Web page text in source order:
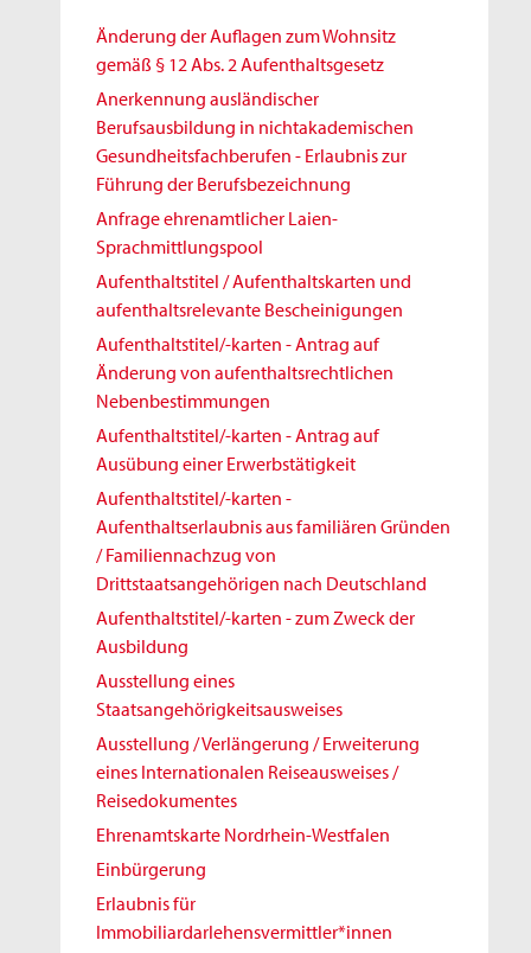
Änderung der Auflagen zum Wohnsitz
gemäß § 12 Abs. 2 Aufenthaltsgesetz
Anerkennung ausländischer
Berufsausbildung in nichtakademischen
Gesundheitsfachberufen - Erlaubnis zur
Führung der Berufsbezeichnung
Anfrage ehrenamtlicher Laien-
Sprachmittlungspool
Aufenthaltstitel / Aufenthaltskarten und
aufenthaltsrelevante Bescheinigungen
Aufenthaltstitel/-karten - Antrag auf
Änderung von aufenthaltsrechtlichen
Nebenbestimmungen
Aufenthaltstitel/-karten - Antrag auf
Ausübung einer Erwerbstätigkeit
Aufenthaltstitel/-karten -
Aufenthaltserlaubnis aus familiären Gründen
/ Familiennachzug von
Drittstaatsangehörigen nach Deutschland
Aufenthaltstitel/-karten - zum Zweck der
Ausbildung
Ausstellung eines
Staatsangehörigkeitsausweises
Ausstellung / Verlängerung / Erweiterung
eines Internationalen Reiseausweises /
Reisedokumentes
Ehrenamtskarte Nordrhein-Westfalen
Einbürgerung
Erlaubnis für
Immobiliardarlehensvermittler*innen